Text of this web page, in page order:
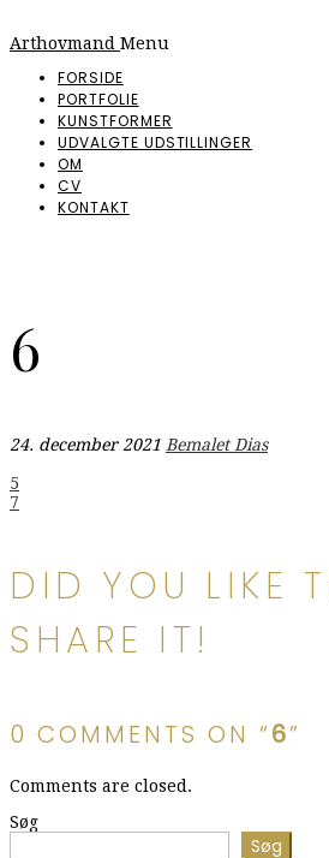
Arthovmand Menu
FORSIDE
PORTFOLIE
KUNSTFORMER
UDVALGTE UDSTILLINGER
OM
CV
KONTAKT
6
24. december 2021 Bemalet Dias
5
7
DID YOU LIKE
SHARE IT!
0 COMMENTS ON “6”
Comments are closed.
Søg
Søg